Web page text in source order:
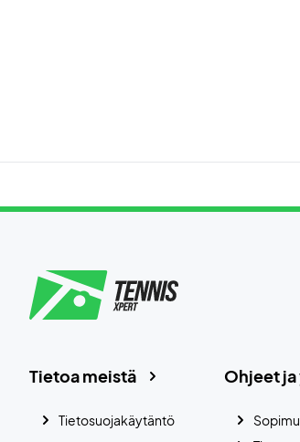
Ohjeet
Tietoa meistä
Tietosuojakäytäntö